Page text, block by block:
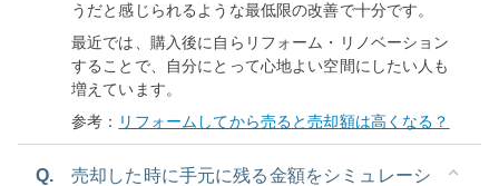
うだと感じられるような最低限の改善で十分です。
最近では、購入後に自らリフォーム・リノベーション
することで、自分にとって心地よい空間にしたい人も
増えています。
参考： リフォームしてから売ると売却額は高くなる？
Q.
売却した時に手元に残る金額をシミュレーシ